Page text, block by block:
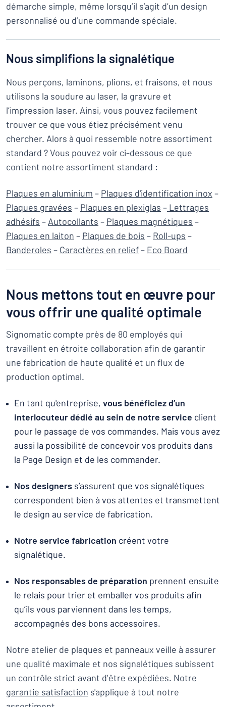
démarche simple, même lorsqu’il s’agit d’un design
personnalisé ou d’une commande spéciale.
Nous simplifions la signalétique
Nous perçons, laminons, plions, et fraisons, et nous
utilisons la soudure au laser, la gravure et
l’impression laser. Ainsi, vous pouvez facilement
trouver ce que vous étiez précisément venu
chercher. Alors à quoi ressemble notre assortiment
standard ? Vous pouvez voir ci-dessous ce que
contient notre assortiment standard :
Plaques en aluminium – Plaques d'identification inox –
Plaques gravées – Plaques en plexiglas – Lettrages
adhésifs – Autocollants – Plaques magnétiques –
Plaques en laiton – Plaques de bois – Roll-ups –
Banderoles – Caractères en relief– Eco Board
Nous mettons tout en œuvre pour
vous offrir une qualité optimale
Signomatic compte près de 80 employés qui
travaillent en étroite collaboration afin de garantir
une fabrication de haute qualité et un flux de
production optimal.
En tant qu'entreprise, vous bénéficiez d’un
interlocuteur dédié au sein de notre service client
pour le passage de vos commandes. Mais vous avez
aussi la possibilité de concevoir vos produits dans
la Page Design et de les commander.
Nos designers s’assurent que vos signalétiques
correspondent bien à vos attentes et transmettent
le design au service de fabrication.
Notre service fabrication créent votre
signalétique.
Nos responsables de préparation prennent ensuite
le relais pour trier et emballer vos produits afin
qu’ils vous parviennent dans les temps,
accompagnés des bons accessoires.
Notre atelier de plaques et panneaux veille à assurer
une qualité maximale et nos signalétiques subissent
un contrôle strict avant d’être expédiées. Notre
garantie satisfaction s'applique à tout notre